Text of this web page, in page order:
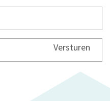
Versturen